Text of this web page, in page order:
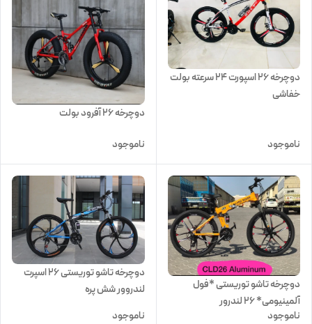
دوچرخه ۲۶ اسپورت ۲۴ سرعته بولت
خفاشی
ناموجود
دوچرخه 26 آفرود بولت
ناموجود
دوچرخه تاشو توریستی *فول
آلمینیومی* ۲۶ لندرور
ناموجود
دوچرخه تاشو توریستی 26 اسپرت
لندروور شش پره
ناموجود